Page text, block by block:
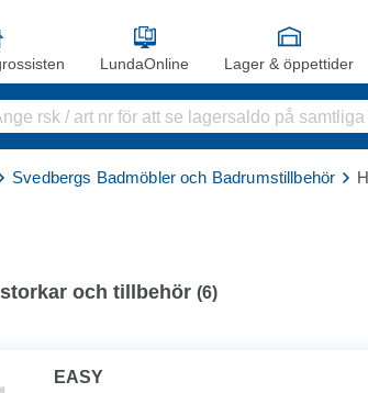
LundaOnline Lager & öppettider
Svedbergs Badmöbler och Badrumstillbehör
och tillbehör (6)
EASY